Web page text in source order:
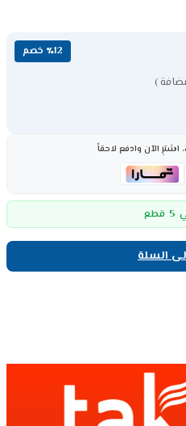
٪12 خصم
)
الآن وادفع لاحقاً
5 قطع
السلة